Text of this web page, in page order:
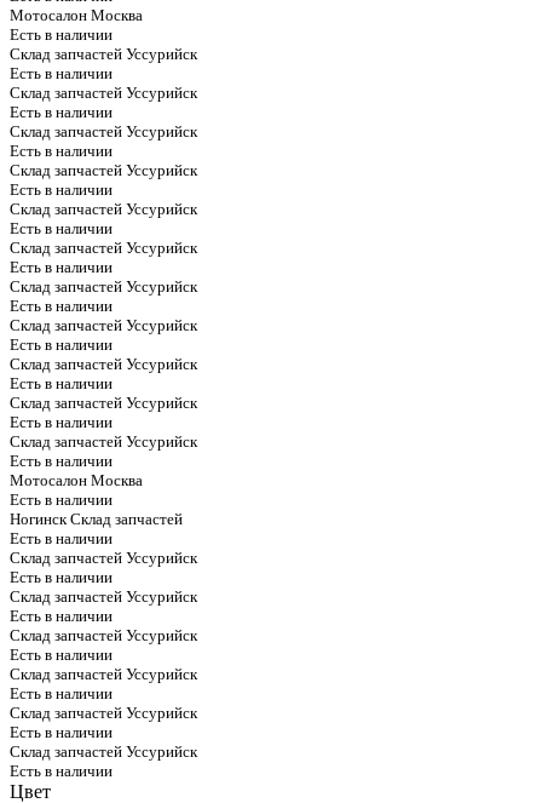
Мотосалон Москва
Есть в наличии
Склад запчастей Уссурийск
Есть в наличии
Склад запчастей Уссурийск
Есть в наличии
Склад запчастей Уссурийск
Есть в наличии
Склад запчастей Уссурийск
Есть в наличии
Склад запчастей Уссурийск
Есть в наличии
Склад запчастей Уссурийск
Есть в наличии
Склад запчастей Уссурийск
Есть в наличии
Склад запчастей Уссурийск
Есть в наличии
Склад запчастей Уссурийск
Есть в наличии
Склад запчастей Уссурийск
Есть в наличии
Склад запчастей Уссурийск
Есть в наличии
Мотосалон Москва
Есть в наличии
Ногинск Склад запчастей
Есть в наличии
Склад запчастей Уссурийск
Есть в наличии
Склад запчастей Уссурийск
Есть в наличии
Склад запчастей Уссурийск
Есть в наличии
Склад запчастей Уссурийск
Есть в наличии
Склад запчастей Уссурийск
Есть в наличии
Склад запчастей Уссурийск
Есть в наличии
Цвет